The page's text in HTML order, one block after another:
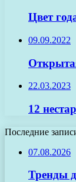
Цвет
09.09.2022
22.03.2023
12
Последние
07.08.2026
Тренды